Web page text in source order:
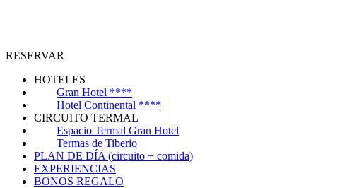
RESERVAR
HOTELES
Gran Hotel ****
Hotel Continental ****
CIRCUITO TERMAL
Espacio Termal Gran Hotel
Termas de Tiberio
PLAN DE DÍA (circuito + comida)
EXPERIENCIAS
BONOS REGALO